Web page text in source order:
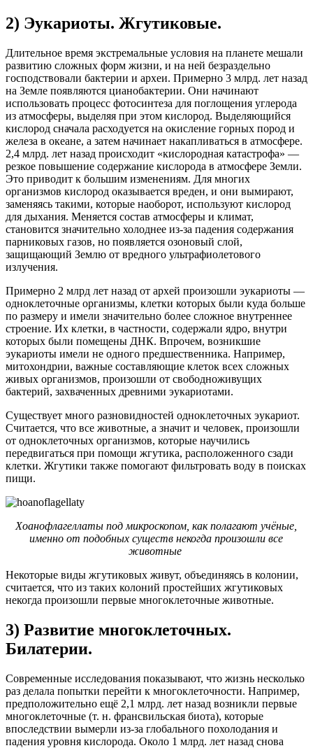
2) Эукариоты. Жгутиковые.
Длительное время экстремальные условия на планете мешали
развитию сложных форм жизни, и на ней безраздельно
господствовали бактерии и археи. Примерно 3 млрд. лет назад
на Земле появляются цианобактерии. Они начинают
использовать процесс фотосинтеза для поглощения углерода
из атмосферы, выделяя при этом кислород. Выделяющийся
кислород сначала расходуется на окисление горных пород и
железа в океане, а затем начинает накапливаться в атмосфере.
2,4 млрд. лет назад происходит «кислородная катастрофа» —
резкое повышение содержание кислорода в атмосфере Земли.
Это приводит к большим изменениям. Для многих
организмов кислород оказывается вреден, и они вымирают,
заменяясь такими, которые наоборот, используют кислород
для дыхания. Меняется состав атмосферы и климат,
становится значительно холоднее из-за падения содержания
парниковых газов, но появляется озоновый слой,
защищающий Землю от вредного ультрафиолетового
излучения.
Примерно 2 млрд лет назад от архей произошли эукариоты —
одноклеточные организмы, клетки которых были куда больше
по размеру и имели значительно более сложное внутреннее
строение. Их клетки, в частности, содержали ядро, внутри
которых были помещены ДНК. Впрочем, возникшие
эукариоты имели не одного предшественника. Например,
митохондрии, важные составляющие клеток всех сложных
живых организмов, произошли от свободноживущих
бактерий, захваченных древними эукариотами.
Существует много разновидностей одноклеточных эукариот.
Считается, что все животные, а значит и человек, произошли
от одноклеточных организмов, которые научились
передвигаться при помощи жгутика, расположенного сзади
клетки. Жгутики также помогают фильтровать воду в поисках
пищи.
Хоанофлагеллаты под микроскопом, как полагают учёные,
именно от подобных существ некогда произошли все
животные
Некоторые виды жгутиковых живут, объединяясь в колонии,
считается, что из таких колоний простейших жгутиковых
некогда произошли первые многоклеточные животные.
3) Развитие многоклеточных.
Билатерии.
Современные исследования показывают, что жизнь несколько
раз делала попытки перейти к многоклеточности. Например,
предположительно ещё 2,1 млрд. лет назад возникли первые
многоклеточные (т. н. франсвильская биота), которые
впоследствии вымерли из-за глобального похолодания и
падения уровня кислорода. Около 1 млрд. лет назад снова